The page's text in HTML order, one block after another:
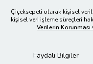
Çiçeksepeti olarak kişisel
kişisel veri işleme süreçleri
Verilerin
Faydalı Bilgiler